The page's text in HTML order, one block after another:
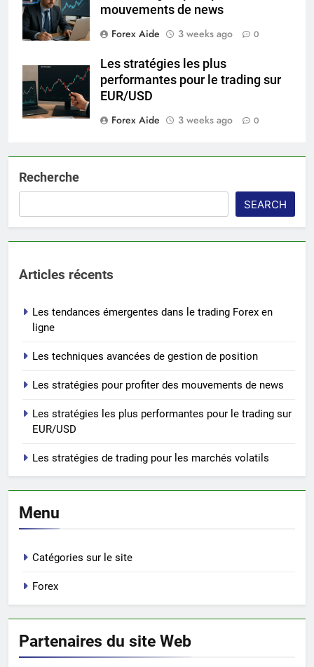
mouvements de news
Forex Aide
3 weeks ago 0
Les stratégies les plus
performantes pour le trading sur
EUR/USD
Forex Aide
3 weeks ago 0
Recherche
SEARCH
Articles récents
Les tendances émergentes dans le trading Forex en
ligne
Les techniques avancées de gestion de position
Les stratégies pour profiter des mouvements de news
Les stratégies les plus performantes pour le trading sur
EUR/USD
Les stratégies de trading pour les marchés volatils
Menu
Catégories sur le site
Forex
Partenaires du site Web